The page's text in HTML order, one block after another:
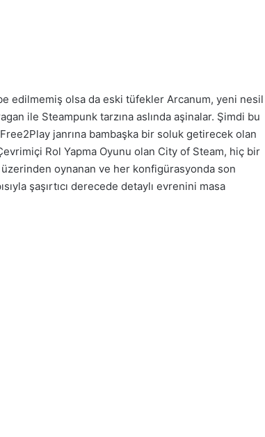
edilmemiş olsa da eski tüfekler Arcanum, yeni nesil
ile Steampunk tarzına aslında aşinalar. Şimdi bu
janrına bambaşka bir soluk getirecek olan
Rol Yapma Oyunu olan City of Steam, hiç bir
üzerinden oynanan ve her konfigürasyonda son
şaşırtıcı derecede detaylı evrenini masa